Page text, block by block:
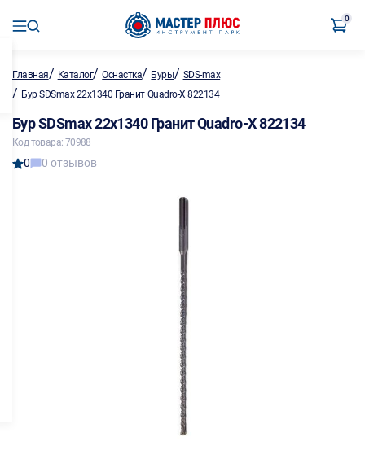
0
Главная/ Каталог/Оснастка/ Буры/ SDS-max
/ Бур SDSmax 22х1340 Гранит Quadro-X 822134
Бур SDSmax 22х1340 Гранит Quadro-X 822134
Код товара: 70988
0 0 отзывов